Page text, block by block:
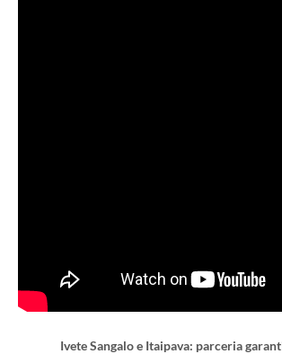
Ivete Sangalo e Itaipava: parceria